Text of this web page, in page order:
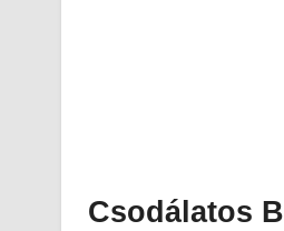
Csodálatos